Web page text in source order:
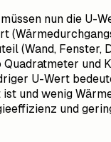
nun die U-
(Wand, Fenster,
und
U-Wert
und wenig
und